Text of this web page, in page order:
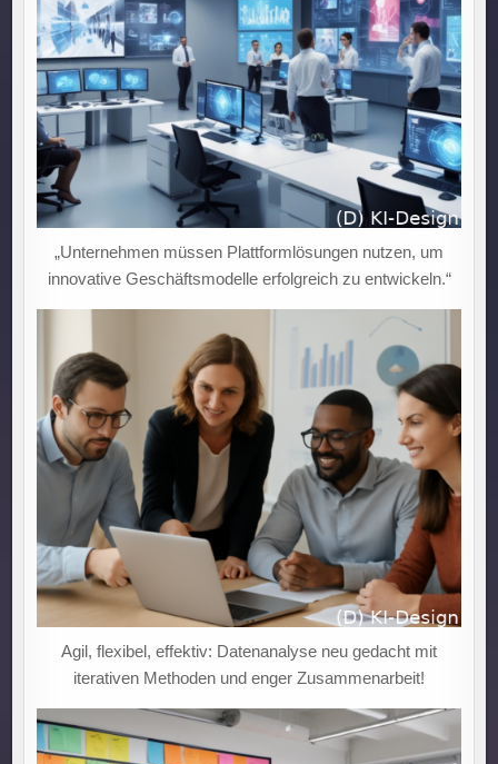
„Unternehmen müssen Plattformlösungen nutzen, um
innovative Geschäftsmodelle erfolgreich zu entwickeln.“
Agil, flexibel, effektiv: Datenanalyse neu gedacht mit
iterativen Methoden und enger Zusammenarbeit!